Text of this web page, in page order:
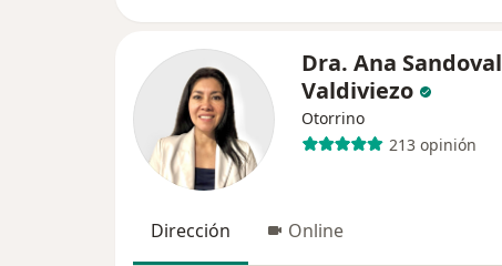
Dra. Ana Sandoval
Valdiviezo
Otorrino
213 opinión
Dirección Online